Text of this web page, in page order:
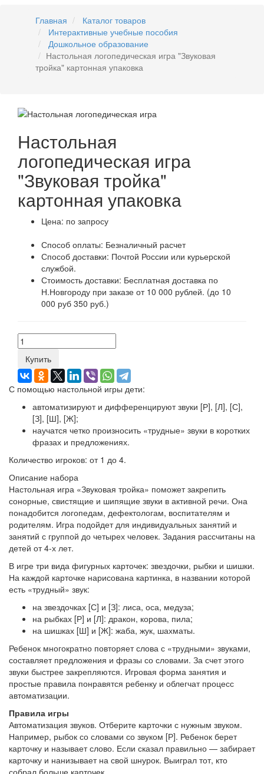
Главная
Каталог товаров
Интерактивные учебные пособия
Дошкольное образование
Настольная логопедическая игра "Звуковая
тройка" картонная упаковка
Настольная
логопедическая игра
"Звуковая тройка"
картонная упаковка
Цена: по запросу
Способ оплаты: Безналичный расчет
Способ доставки: Почтой России или курьерской
службой.
Стоимость доставки: Бесплатная доставка по
Н.Новгороду при заказе от 10 000 рублей. (до 10
000 руб 350 руб.)
Купить
С помощью настольной игры дети:
автоматизируют и дифференцируют звуки [Р], [Л], [С],
[З], [Ш], [Ж];
научатся четко произносить «трудные» звуки в коротких
фразах и предложениях.
Количество игроков: от 1 до 4.
Описание набора
Настольная игра «Звуковая тройка» поможет закрепить
сонорные, свистящие и шипящие звуки в активной речи. Она
понадобится логопедам, дефектологам, воспитателям и
родителям. Игра подойдет для индивидуальных занятий и
занятий с группой до четырех человек. Задания рассчитаны на
детей от 4-х лет.
В игре три вида фигурных карточек: звездочки, рыбки и шишки.
На каждой карточке нарисована картинка, в названии которой
есть «трудный» звук:
на звездочках [С] и [З]: лиса, оса, медуза;
на рыбках [Р] и [Л]: дракон, корова, пила;
на шишках [Ш] и [Ж]: жаба, жук, шахматы.
Ребенок многократно повторяет слова с «трудными» звуками,
составляет предложения и фразы со словами. За счет этого
звуки быстрее закрепляются. Игровая форма занятия и
простые правила понравятся ребенку и облегчат процесс
автоматизации.
Правила игры
Автоматизация звуков. Отберите карточки с нужным звуком.
Например, рыбок со словами со звуком [Р]. Ребенок берет
карточку и называет слово. Если сказал правильно — забирает
карточку и нанизывает на свой шнурок. Выиграл тот, кто
собрал больше карточек.